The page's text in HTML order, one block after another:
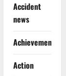
Accident
news
Achievements
Action